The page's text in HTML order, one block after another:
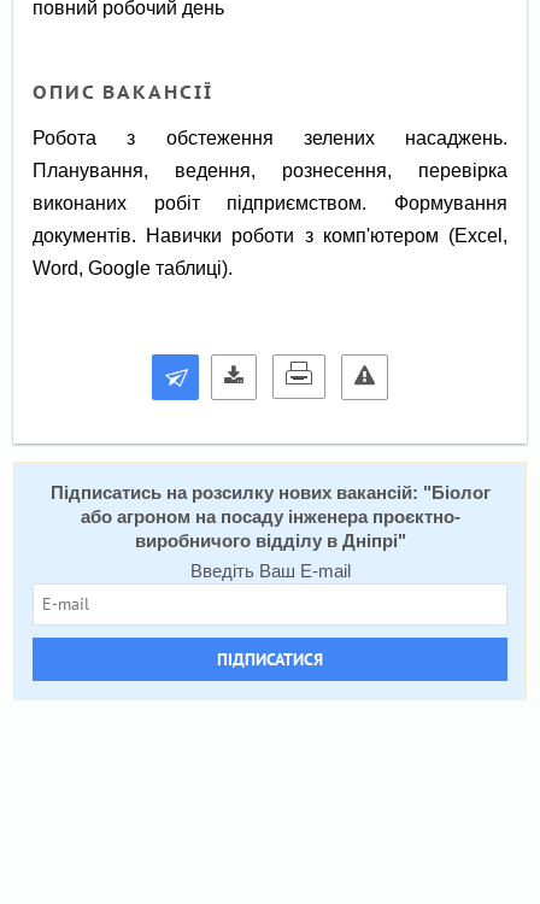
повний робочий день
ОПИС ВАКАНСІЇ
Робота з обстеження зелених насаджень.
Планування, ведення, рознесення, перевірка
виконаних робіт підприємством. Формування
документів. Навички роботи з комп'ютером (Excel,
Word, Google таблиці).
Підписатись на розсилку нових вакансій: " Біолог
або агроном на посаду інженера проєктно-
виробничого відділу в Дніпрі"
Введіть Ваш E-mail
ПІДПИСАТИСЯ